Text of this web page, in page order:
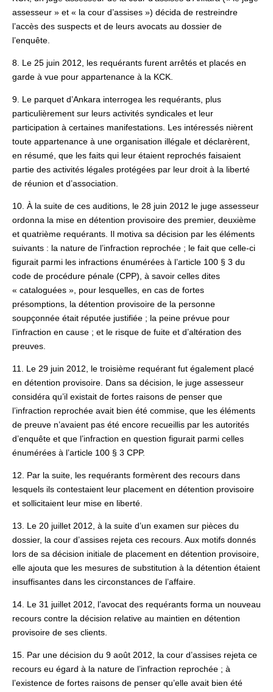
assesseur » et « la cour d’assises ») décida de restreindre
l’accès des suspects et de leurs avocats au dossier de
l’enquête.
8. Le 25 juin 2012, les requérants furent arrêtés et placés en
garde à vue pour appartenance à la KCK.
9. Le parquet d’Ankara interrogea les requérants, plus
particulièrement sur leurs activités syndicales et leur
participation à certaines manifestations. Les intéressés nièrent
toute appartenance à une organisation illégale et déclarèrent,
en résumé, que les faits qui leur étaient reprochés faisaient
partie des activités légales protégées par leur droit à la liberté
de réunion et d’association.
10. À la suite de ces auditions, le 28 juin 2012 le juge assesseur
ordonna la mise en détention provisoire des premier, deuxième
et quatrième requérants. Il motiva sa décision par les éléments
suivants : la nature de l’infraction reprochée ; le fait que celle-ci
figurait parmi les infractions énumérées à l’article 100 § 3 du
code de procédure pénale (CPP), à savoir celles dites
« cataloguées », pour lesquelles, en cas de fortes
présomptions, la détention provisoire de la personne
soupçonnée était réputée justifiée ; la peine prévue pour
l’infraction en cause ; et le risque de fuite et d’altération des
preuves.
11. Le 29 juin 2012, le troisième requérant fut également placé
en détention provisoire. Dans sa décision, le juge assesseur
considéra qu’il existait de fortes raisons de penser que
l’infraction reprochée avait bien été commise, que les éléments
de preuve n’avaient pas été encore recueillis par les autorités
d’enquête et que l’infraction en question figurait parmi celles
énumérées à l’article 100 § 3 CPP.
12. Par la suite, les requérants formèrent des recours dans
lesquels ils contestaient leur placement en détention provisoire
et sollicitaient leur mise en liberté.
13. Le 20 juillet 2012, à la suite d’un examen sur pièces du
dossier, la cour d’assises rejeta ces recours. Aux motifs donnés
lors de sa décision initiale de placement en détention provisoire,
elle ajouta que les mesures de substitution à la détention étaient
insuffisantes dans les circonstances de l’affaire.
14. Le 31 juillet 2012, l’avocat des requérants forma un nouveau
recours contre la décision relative au maintien en détention
provisoire de ses clients.
15. Par une décision du 9 août 2012, la cour d’assises rejeta ce
recours eu égard à la nature de l’infraction reprochée ; à
l’existence de fortes raisons de penser qu’elle avait bien été